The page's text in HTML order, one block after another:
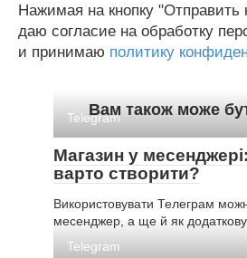
Нажимая на кнопку "Отправить
даю согласие на обработку
и принимаю политику
Вам також може
Telegram
Магазин у
варто створити?
Використовувати Телеграм
месенджер, а ще й як
Telegram